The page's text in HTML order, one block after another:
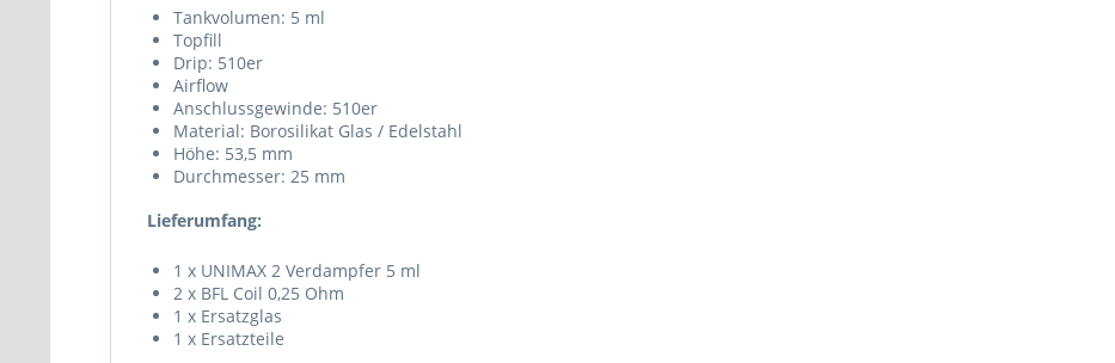
Tankvolumen: 5 ml
Topfill
Drip: 510er
Airflow
Anschlussgewinde: 510er
Material: Borosilikat Glas / Edelstahl
Höhe: 53,5 mm
Durchmesser: 25 mm
Lieferumfang:
1 x UNIMAX 2 Verdampfer 5 ml
2 x BFL Coil 0,25 Ohm
1 x Ersatzglas
1 x Ersatzteile